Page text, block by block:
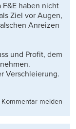
F&E haben nicht
Ziel vor Augen,
Anreizen
und Profit, dem
Verschleierung.
Kommentar melden